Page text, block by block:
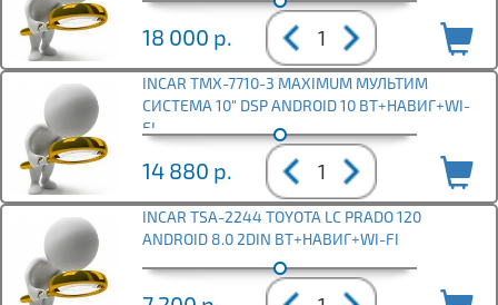
18 000 р.
INCAR TMX-7710-3 MAXIMUM МУЛЬТИМ
СИСТЕМА 10" DSP ANDROID 10 BT+НАВИГ+WI-
FI
14 880 р.
INCAR TSA-2244 TOYOTA LC PRADO 120
ANDROID 8.0 2DIN BT+НАВИГ+WI-FI